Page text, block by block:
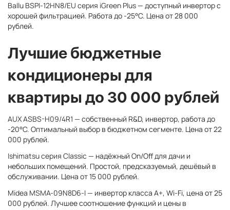
Ballu BSPI-12HN8/EU серия iGreen Plus— доступный инвертор с
хорошей фильтрацией. Работа до -25°C. Цена от 28 000
рублей.
Лучшие бюджетные
кондиционеры для
квартиры до 30 000 рублей
AUX ASBS-H09/4R1 — собственный R&D, инвертор, работа до
-20°C. Оптимальный выбор в бюджетном сегменте. Цена от 22
000 рублей.
Ishimatsu серия Classic — надёжный On/Off для дачи и
небольших помещений. Простой, предсказуемый, дешёвый в
обслуживании. Цена от 15 000 рублей.
Midea MSMA-09N8D6-I— инвертор класса A+, Wi-Fi, цена от 25
000 рублей. Лучшее соотношение функций и цены в